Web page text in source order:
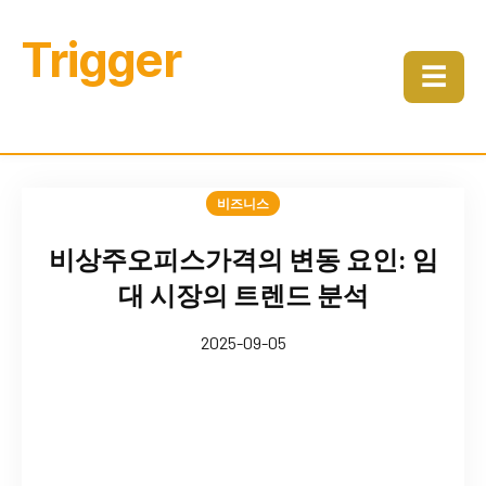
Trigger ☰
비즈니스
비상주오피스가격의 변동 요인: 임
대 시장의 트렌드 분석
2025-09-05